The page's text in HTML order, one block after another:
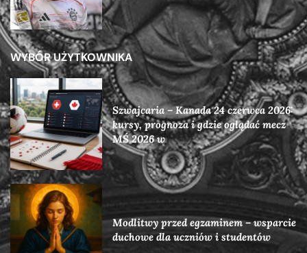
WYBÓR UŻYTKOWNIKA
Szwajcaria – Kanada 24 czerwca 2026:
kursy, prognoza i gdzie oglądać mecz
MŚ 2026 w
Modlitwy przed egzaminem – wsparcie
duchowe dla uczniów i studentów